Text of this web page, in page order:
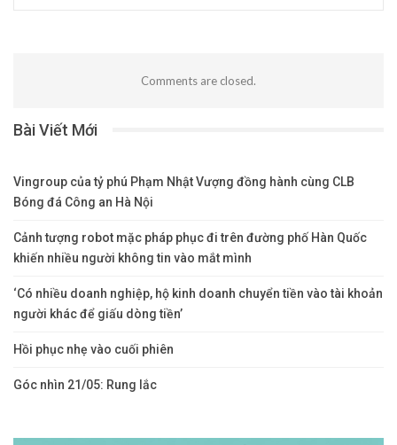
Comments are closed.
Bài Viết Mới
Vingroup của tỷ phú Phạm Nhật Vượng đồng hành cùng CLB
Bóng đá Công an Hà Nội
Cảnh tượng robot mặc pháp phục đi trên đường phố Hàn Quốc
khiến nhiều người không tin vào mắt mình
‘Có nhiều doanh nghiệp, hộ kinh doanh chuyển tiền vào tài khoản
người khác để giấu dòng tiền’
Hồi phục nhẹ vào cuối phiên
Góc nhìn 21/05: Rung lắc